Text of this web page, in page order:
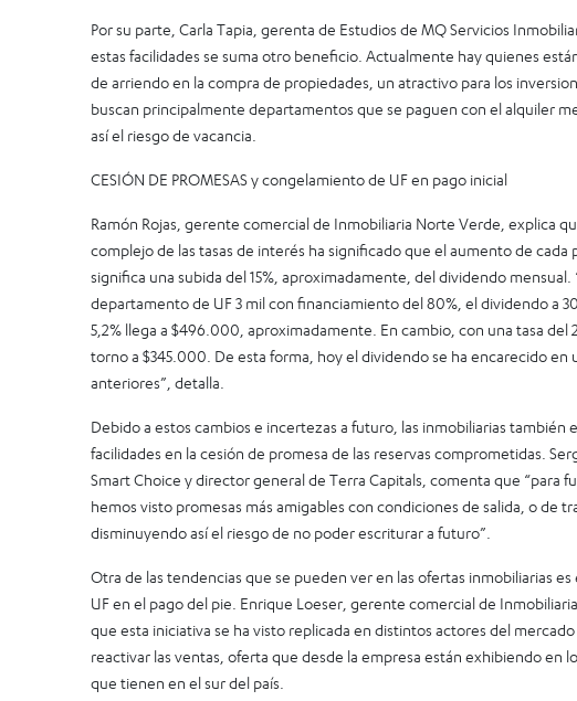
Por su parte, Carla Tapia, gerenta de Estudios de MQ Servicios
estas facilidades se suma otro beneficio. Actualmente hay quienes
de arriendo en la compra de propiedades, un atractivo para los
buscan principalmente departamentos que se paguen con el alquiler
así el riesgo de vacancia.
CESIÓN DE PROMESAS y congelamiento de UF en pago inicial
Ramón Rojas, gerente comercial de Inmobiliaria Norte Verde, explica
complejo de las tasas de interés ha significado que el aumento de
significa una subida del 15%, aproximadamente, del dividendo mensual.
departamento de UF 3 mil con financiamiento del 80%, el dividendo a
5,2% llega a $496.000, aproximadamente. En cambio, con una tasa del
torno a $345.000. De esta forma, hoy el dividendo se ha encarecido en
anteriores”, detalla.
Debido a estos cambios e incertezas a futuro, las inmobiliarias también
facilidades en la cesión de promesa de las reservas comprometidas.
Smart Choice y director general de Terra Capitals, comenta que “para
hemos visto promesas más amigables con condiciones de salida, o de
disminuyendo así el riesgo de no poder escriturar a futuro”.
Otra de las tendencias que se pueden ver en las ofertas inmobiliarias
UF en el pago del pie. Enrique Loeser, gerente comercial de
que esta iniciativa se ha visto replicada en distintos actores del
reactivar las ventas, oferta que desde la empresa están exhibiendo en
que tienen en el sur del país.